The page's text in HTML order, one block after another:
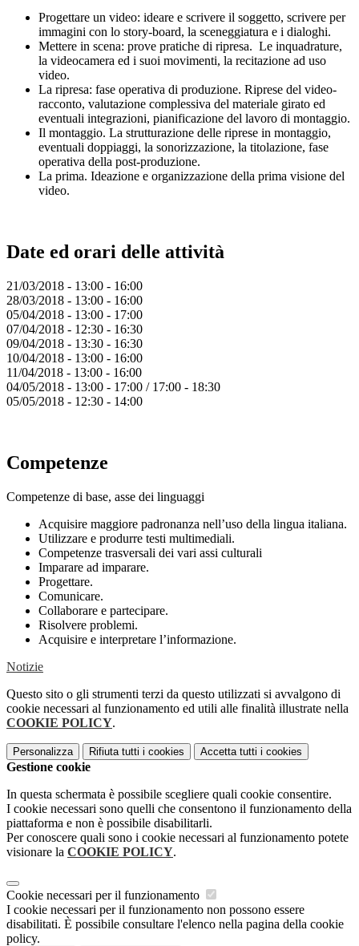
Progettare un video: ideare e scrivere il soggetto, scrivere per
immagini con lo story-board, la sceneggiatura e i dialoghi.
Mettere in scena: prove pratiche di ripresa. Le inquadrature,
la videocamera ed i suoi movimenti, la recitazione ad uso
video.
La ripresa: fase operativa di produzione. Riprese del video-
racconto, valutazione complessiva del materiale girato ed
eventuali integrazioni, pianificazione del lavoro di montaggio.
Il montaggio. La strutturazione delle riprese in montaggio,
eventuali doppiaggi, la sonorizzazione, la titolazione, fase
operativa della post-produzione.
La prima. Ideazione e organizzazione della prima visione del
video.
Date ed orari delle attività
21/03/2018 - 13:00 - 16:00
28/03/2018 - 13:00 - 16:00
05/04/2018 - 13:00 - 17:00
07/04/2018 - 12:30 - 16:30
09/04/2018 - 13:30 - 16:30
10/04/2018 - 13:00 - 16:00
11/04/2018 - 13:00 - 16:00
04/05/2018 - 13:00 - 17:00 / 17:00 - 18:30
05/05/2018 - 12:30 - 14:00
Competenze
Competenze di base, asse dei linguaggi
Acquisire maggiore padronanza nell’uso della lingua italiana.
Utilizzare e produrre testi multimediali.
Competenze trasversali dei vari assi culturali
Imparare ad imparare.
Progettare.
Comunicare.
Collaborare e partecipare.
Risolvere problemi.
Acquisire e interpretare l’informazione.
Notizie
Questo sito o gli strumenti terzi da questo utilizzati si avvalgono di
cookie necessari al funzionamento ed utili alle finalità illustrate nella
COOKIE POLICY.
Personalizza Rifiuta tutti i cookies Accetta tutti i cookies
Gestione cookie
In questa schermata è possibile scegliere quali cookie consentire.
I cookie necessari sono quelli che consentono il funzionamento della
piattaforma e non è possibile disabilitarli.
Per conoscere quali sono i cookie necessari al funzionamento potete
visionare la COOKIE POLICY.
Cookie necessari per il funzionamento
I cookie necessari per il funzionamento non possono essere
disabilitati. È possibile consultare l'elenco nella pagina della cookie
policy.